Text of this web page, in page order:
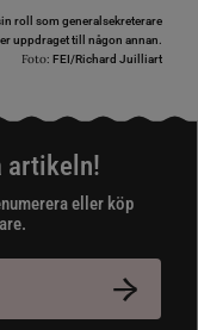
roll som generalsekreterare
uppdraget till någon annan.
Foto: FEI/Richard Juilliart
artikeln!
eller köp